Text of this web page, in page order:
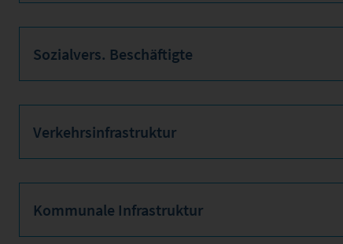
Sozialvers. Beschäftigte
Verkehrsinfrastruktur
Kommunale Infrastruktur